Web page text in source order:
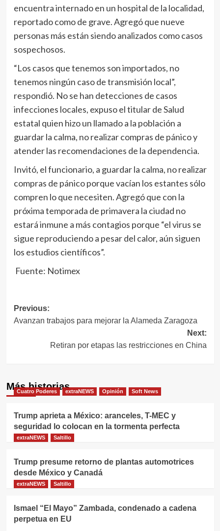
encuentra internado en un hospital de la localidad,
reportado como de grave. Agregó que nueve
personas más están siendo analizados como casos
sospechosos.
“Los casos que tenemos son importados, no
tenemos ningún caso de transmisión local”,
respondió. No se han detecciones de casos
infecciones locales, expuso el titular de Salud
estatal quien hizo un llamado a la población a
guardar la calma, no realizar compras de pánico y
atender las recomendaciones de la dependencia.
Invitó, el funcionario, a guardar la calma, no realizar
compras de pánico porque vacían los estantes sólo
compren lo que necesiten. Agregó que con la
próxima temporada de primavera la ciudad no
estará inmune a más contagios porque “el virus se
sigue reproduciendo a pesar del calor, aún siguen
los estudios científicos”.
Fuente: Notimex
Navegación
de
entradas
Previous:
Avanzan trabajos para mejorar la Alameda Zaragoza
Next:
Retiran por etapas las restricciones en China
Más historias
Cuatro Poderes extraNEWS Opinión Soft News
Trump aprieta a México: aranceles, T-MEC y
seguridad lo colocan en la tormenta perfecta
extraNEWS Saltillo
Trump presume retorno de plantas automotrices
desde México y Canadá
extraNEWS Saltillo
Ismael “El Mayo” Zambada, condenado a cadena
perpetua en EU